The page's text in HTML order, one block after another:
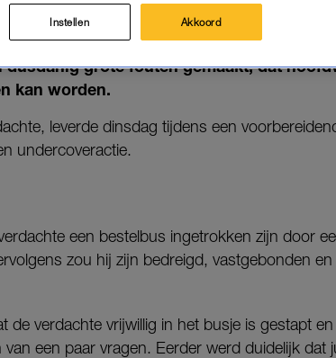
heeft het OM in het onderzoek naar
grote fouten gemaakt, dat
kan worden.
leverde dinsdag tijdens een
undercoveractie.
een bestelbus ingetrokken zijn door
zou hij zijn bedreigd, vastgebonden
de verdachte vrijwillig in het busje is gestapt
een paar vragen. Eerder werd duidelijk dat
Instellen Akkoord